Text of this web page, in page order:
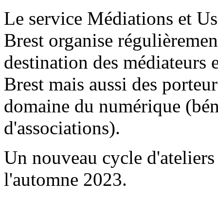
Le service Médiations et
Brest organise
destination des médiateurs
Brest mais aussi des
domaine du numérique
d'associations).
Un nouveau cycle
l'automne 2023.